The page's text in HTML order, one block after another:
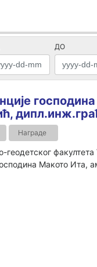
ДО
Награде
Макото Ита,